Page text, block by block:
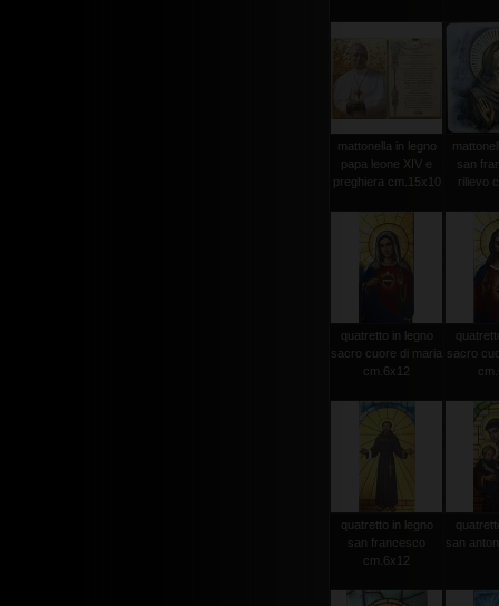
mattonella in legno
papa leone XIV e
preghiera cm.15x10
san
rilievo
quatretto in legno
sacro cuore di maria
cm.6x12
sacro
quatretto in legno
san francesco
cm.6x12
san